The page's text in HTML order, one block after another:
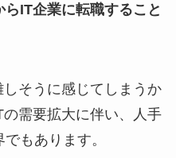
らIT企業に転職すること
そうに感じてしまうか
需要拡大に伴い、人手
もあります。